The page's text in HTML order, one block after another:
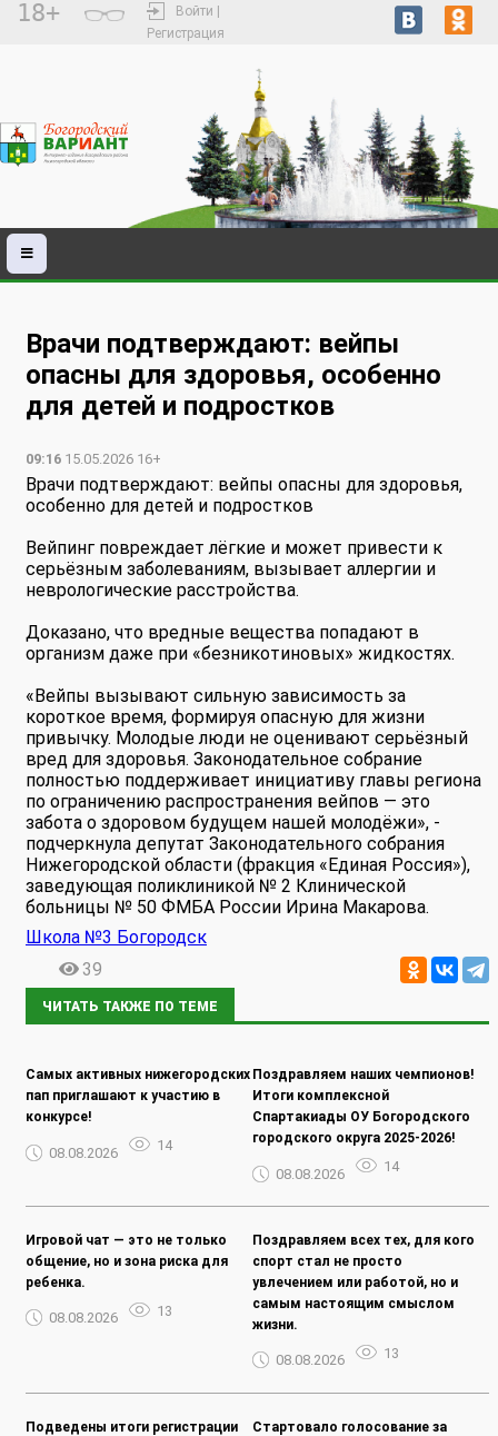
18+
Войти |
Регистрация
Врачи подтверждают: вейпы
опасны для здоровья, особенно
для детей и подростков
09:16 15.05.2026 16+
Врачи подтверждают: вейпы опасны для здоровья,
особенно для детей и подростков
Вейпинг повреждает лёгкие и может привести к
серьёзным заболеваниям, вызывает аллергии и
неврологические расстройства.
Доказано, что вредные вещества попадают в
организм даже при «безникотиновых» жидкостях.
«Вейпы вызывают сильную зависимость за
короткое время, формируя опасную для жизни
привычку. Молодые люди не оценивают серьёзный
вред для здоровья. Законодательное собрание
полностью поддерживает инициативу главы региона
по ограничению распространения вейпов — это
забота о здоровом будущем нашей молодёжи», -
подчеркнула депутат Законодательного собрания
Нижегородской области (фракция «Единая Россия»),
заведующая поликлиникой № 2 Клинической
больницы № 50 ФМБА России Ирина Макарова.
Школа №3 Богородск
39
ЧИТАТЬ ТАКЖЕ ПО ТЕМЕ
Самых активных нижегородских
пап приглашают к участию в
конкурсе!
08.08.2026 14
Поздравляем наших чемпионов!
Итоги комплексной
Спартакиады ОУ Богородского
городского округа 2025-2026!
08.08.2026 14
Игровой чат — это не только
общение, но и зона риска для
ребенка.
08.08.2026 13
Поздравляем всех тех, для кого
спорт стал не просто
увлечением или работой, но и
самым настоящим смыслом
жизни.
08.08.2026 13
Подведены итоги регистрации
Стартовало голосование за